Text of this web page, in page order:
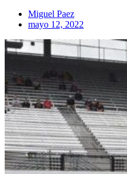
Miguel Paez
mayo 12, 2022